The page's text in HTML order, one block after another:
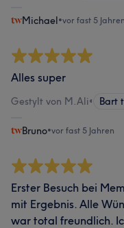
Michael•vor fast 5 Jahren
Alles super
Gestylt von M.Ali• Bart
Bruno•vor fast 5 Jahren
Erster Besuch bei
mit Ergebnis. Alle
war total freundlich.